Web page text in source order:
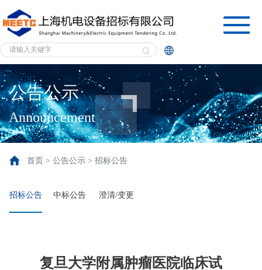
 
公告公示
Announcement
首页 > 公告公示 > 招标公告
招标公告 中标公告 澄清/变更
复旦大学附属肿瘤医院临床试